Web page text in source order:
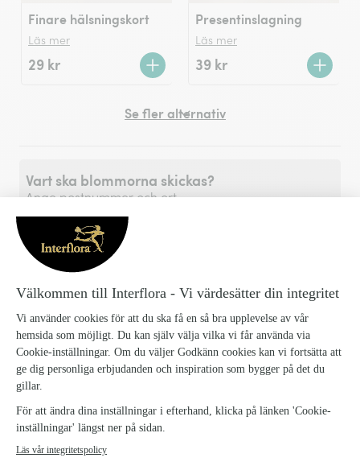
Finare hälsningskort
Läs mer
29 kr
Presentinslagning
Läs mer
39 kr
Se fler alternativ
Vart ska blommorna skickas?
Ange postnummer och ort
Postnummer eller stad
Vill du skicka blommor utomlands?
Lägg till i varukorgen
Elegant Utan Gränser, mellan
SKU:1203227-Elegant-Utan-Granser-mellan_1